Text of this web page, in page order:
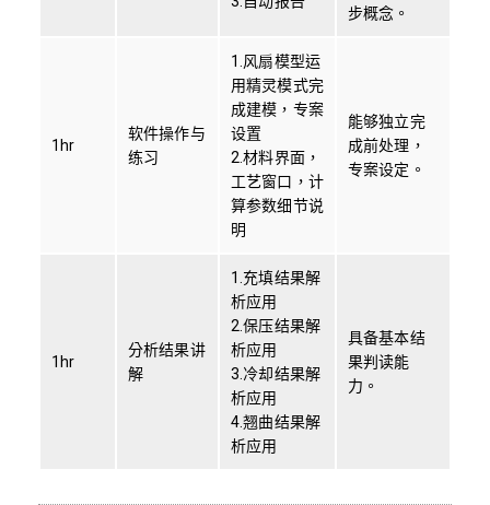
步概念。
1hr
软件操作与
练习
1.风扇模型运
用精灵模式完
成建模，专案
设置
2.材料界面，
工艺窗口，计
算参数细节说
明
能够独立完
成前处理，
专案设定。
1hr
分析结果讲
解
1.充填结果解
析应用
2.保压结果解
析应用
3.冷却结果解
析应用
4.翘曲结果解
析应用
具备基本结
果判读能
力。